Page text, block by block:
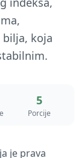
koja
5
Porcije
je prava